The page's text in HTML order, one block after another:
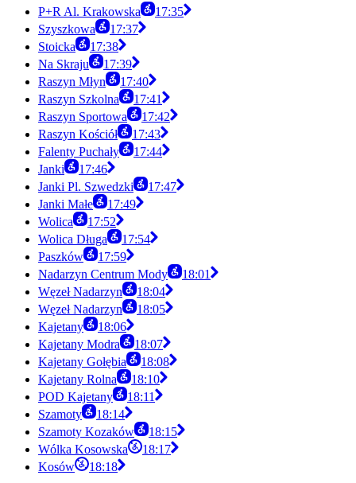
P+R Al. Krakowska
17:35
Szyszkowa
17:37
Stoicka
17:38
Na Skraju
17:39
Raszyn Młyn
17:40
Raszyn Szkolna
17:41
Raszyn Sportowa
17:42
Raszyn Kościół
17:43
Falenty Puchały
17:44
Janki
17:46
Janki Pl. Szwedzki
17:47
Janki Małe
17:49
Wolica
17:52
Wolica Długa
17:54
Paszków
17:59
Nadarzyn Centrum Mody
18:01
Węzeł Nadarzyn
18:04
Węzeł Nadarzyn
18:05
Kajetany
18:06
Kajetany Modra
18:07
Kajetany Gołębia
18:08
Kajetany Rolna
18:10
POD Kajetany
18:11
Szamoty
18:14
Szamoty Kozaków
18:15
Wólka Kosowska
18:17
Kosów
18:18